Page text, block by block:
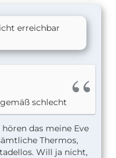
erreichbar
schlecht
das meine Eve
Thermos,
Will ja nicht,